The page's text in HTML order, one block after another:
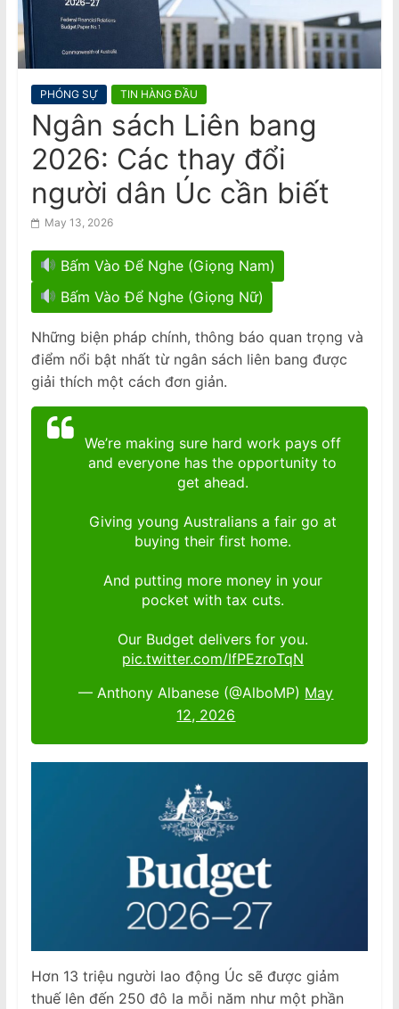
a
m
s
e
N
w
s
p
a
p
r
$3640 Penalty for False Information
Hai máy bay Jetstar và Qatar suýt
va chạm tại sân bay Sydney
PHÓNG SỰ TIN HÀNG ĐẦU
Ngân sách Liên bang
2026: Các thay đổi
người dân Úc cần biết
May 13, 2026
Bấm Vào Để Nghe (Giọng Nam)
Bấm Vào Để Nghe (Giọng Nữ)
Những biện pháp chính, thông báo quan trọng và
điểm nổi bật nhất từ ngân sách liên bang được
giải thích một cách đơn giản.
We’re making sure hard work pays off
and everyone has the opportunity to
get ahead.
Giving young Australians a fair go at
buying their first home.
And putting more money in your
pocket with tax cuts.
Our Budget delivers for you.
pic.twitter.com/IfPEzroTqN
— Anthony Albanese (@AlboMP) May
12, 2026
Hơn 13 triệu người lao động Úc sẽ được giảm
thuế lên đến 250 đô la mỗi năm như một phần